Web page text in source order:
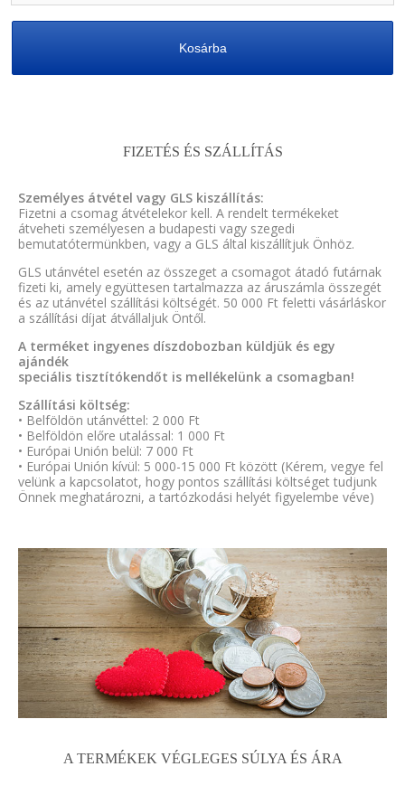
Kosárba
FIZETÉS ÉS SZÁLLÍTÁS
Személyes átvétel vagy GLS kiszállítás:
Fizetni a csomag átvételekor kell. A rendelt termékeket
átveheti személyesen a budapesti vagy szegedi
bemutatótermünkben, vagy a GLS által kiszállítjuk Önhöz.
GLS utánvétel esetén az összeget a csomagot átadó futárnak
fizeti ki, amely együttesen tartalmazza az áruszámla összegét
és az utánvétel szállítási költségét. 50 000 Ft feletti vásárláskor
a szállítási díjat átvállaljuk Öntől.
A terméket ingyenes díszdobozban küldjük és egy
ajándék
speciális tisztítókendőt is mellékelünk a csomagban!
Szállítási költség:
• Belföldön utánvéttel: 2 000 Ft
• Belföldön előre utalással: 1 000 Ft
• Európai Unión belül: 7 000 Ft
• Európai Unión kívül: 5 000-15 000 Ft között (Kérem, vegye fel
velünk a kapcsolatot, hogy pontos szállítási költséget tudjunk
Önnek meghatározni, a tartózkodási helyét figyelembe véve)
A TERMÉKEK VÉGLEGES SÚLYA ÉS ÁRA